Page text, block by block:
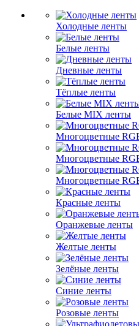
Холодные ленты
Белые ленты
Дневные ленты
Тёплые ленты
Белые MIX ленты
Многоцветные
Многоцветные
Многоцветные
Красные ленты
Оранжевые ленты
Желтые ленты
Зелёные ленты
Синие ленты
Розовые ленты